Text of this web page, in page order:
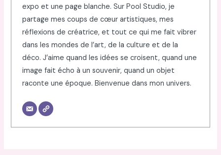
expo et une page blanche. Sur Pool Studio, je
partage mes coups de cœur artistiques, mes
réflexions de créatrice, et tout ce qui me fait vibrer
dans les mondes de l’art, de la culture et de la
déco. J’aime quand les idées se croisent, quand une
image fait écho à un souvenir, quand un objet
raconte une époque. Bienvenue dans mon univers.